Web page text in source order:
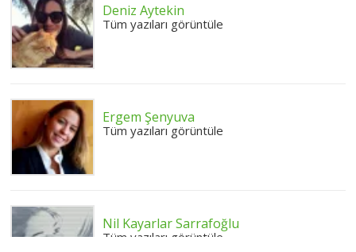
Deniz Aytekin
Tüm yazıları görüntüle
Ergem Şenyuva
Tüm yazıları görüntüle
Nil Kayarlar Sarrafoğlu
Tüm yazıları görüntüle